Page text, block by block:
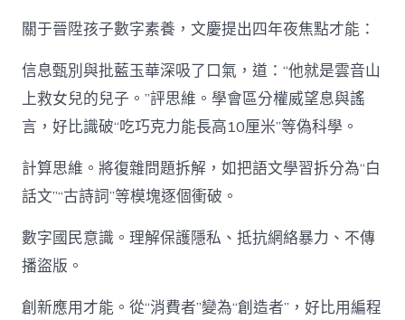
關于晉陞孩子數字素養，文慶提出四年夜焦點才能：
信息甄別與批藍玉華深吸了口氣，道：“他就是雲音山
上救女兒的兒子。”評思維。學會區分權威望息與謠
言，好比識破“吃巧克力能長高10厘米”等偽科學。
計算思維。將復雜問題拆解，如把語文學習拆分為“白
話文”“古詩詞”等模塊逐個衝破。
數字國民意識。理解保護隱私、抵抗網絡暴力、不傳
播盜版。
創新應用才能。從“消費者”變為“創造者”，好比用編程